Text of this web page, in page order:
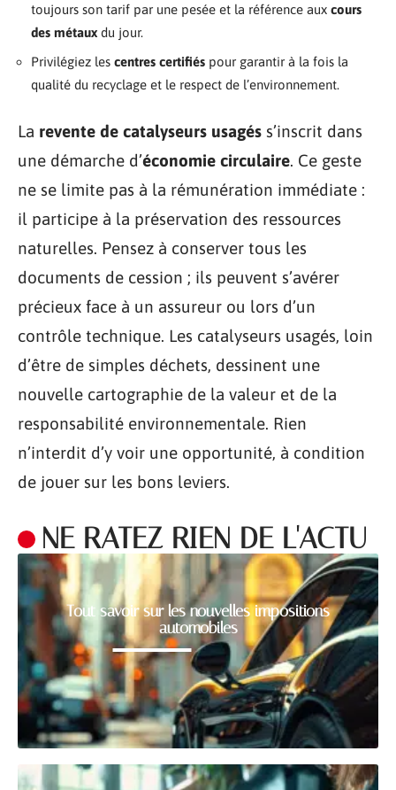
toujours son tarif par une pesée et la référence aux cours
des métaux du jour.
Privilégiez les centres certifiés pour garantir à la fois la
qualité du recyclage et le respect de l’environnement.
La revente de catalyseurs usagés s’inscrit dans
une démarche d’économie circulaire. Ce geste
ne se limite pas à la rémunération immédiate :
il participe à la préservation des ressources
naturelles. Pensez à conserver tous les
documents de cession ; ils peuvent s’avérer
précieux face à un assureur ou lors d’un
contrôle technique. Les catalyseurs usagés, loin
d’être de simples déchets, dessinent une
nouvelle cartographie de la valeur et de la
responsabilité environnementale. Rien
n’interdit d’y voir une opportunité, à condition
de jouer sur les bons leviers.
NE RATEZ RIEN DE L'ACTU
Tout savoir sur les nouvelles impositions
automobiles